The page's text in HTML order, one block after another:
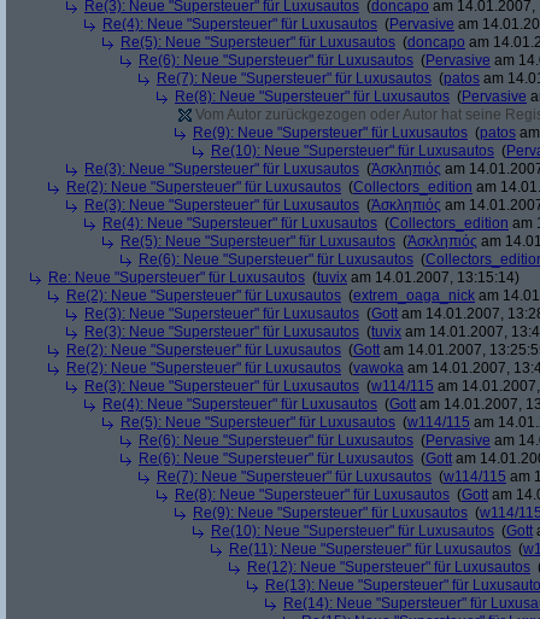
Re(3): Neue "Supersteuer" für Luxusautos (doncapo am 14.01.2007,
Re(4): Neue "Supersteuer" für Luxusautos (Pervasive am
Re(5): Neue "Supersteuer" für Luxusautos (doncapo am
Re(6): Neue "Supersteuer" für Luxusautos (Pervasive am
Re(7): Neue "Supersteuer" für Luxusautos (patos am
Re(8): Neue "Supersteuer" für Luxusautos (Pervasive
Vom Autor zurückgezogen oder Autor hat seine
Re(9): Neue "Supersteuer" für Luxusautos (patos
Re(10): Neue "Supersteuer" für Luxusautos (
Re(3): Neue "Supersteuer" für Luxusautos (Ἀσκληπιός am
Re(2): Neue "Supersteuer" für Luxusautos (Collectors_edition am
Re(3): Neue "Supersteuer" für Luxusautos (Ἀσκληπιός am
Re(4): Neue "Supersteuer" für Luxusautos (Collectors_edition am
Re(5): Neue "Supersteuer" für Luxusautos (Ἀσκληπιός am
Re(6): Neue "Supersteuer" für Luxusautos (
Re: Neue "Supersteuer" für Luxusautos (tuvix am 14.01.2007, 13:15:14)
Re(2): Neue "Supersteuer" für Luxusautos (extrem_oaga_nick am
Re(3): Neue "Supersteuer" für Luxusautos (Gott am 14.01.2007,
Re(3): Neue "Supersteuer" für Luxusautos (tuvix am 14.01.2007,
Re(2): Neue "Supersteuer" für Luxusautos (Gott am 14.01.2007,
Re(2): Neue "Supersteuer" für Luxusautos (vawoka am 14.01.2007,
Re(3): Neue "Supersteuer" für Luxusautos (w114/115 am
Re(4): Neue "Supersteuer" für Luxusautos (Gott am 14.01.2007,
Re(5): Neue "Supersteuer" für Luxusautos (w114/115 am
Re(6): Neue "Supersteuer" für Luxusautos (Pervasive am
Re(6): Neue "Supersteuer" für Luxusautos (Gott am
Re(7): Neue "Supersteuer" für Luxusautos (w114/115 am
Re(8): Neue "Supersteuer" für Luxusautos (Gott am
Re(9): Neue "Supersteuer" für Luxusautos (w114/
Re(10): Neue "Supersteuer" für Luxusautos (Gott
Re(11): Neue "Supersteuer" für Luxusautos (
Re(12): Neue "Supersteuer" für Luxusautos
Re(13): Neue "Supersteuer" für
Re(14): Neue "Supersteuer" für